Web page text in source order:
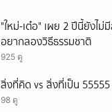
"ใหม่-เต๋อ" เผย 2 ปีนี้ยังไม่
อยากลองวิธีธรรมชาติ
925 ดู
สิ่งที่คิด vs สิ่งที่เป็น 55555
98 ดู